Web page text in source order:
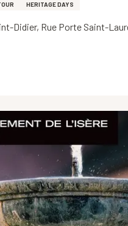
HERITAGE DAYS
Didier, Rue Porte Saint-
favoris